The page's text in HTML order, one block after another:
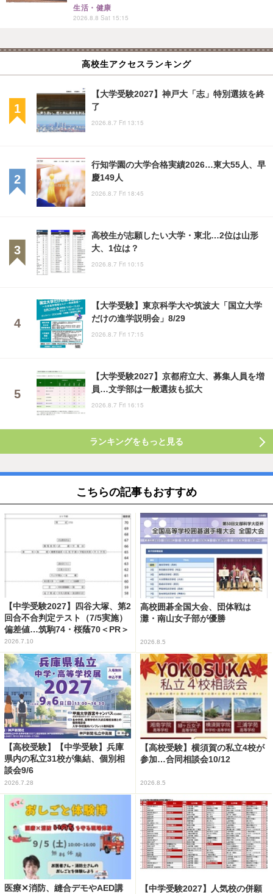
生活・健康
2026.8.8 Sat 15:15
高校生アクセスランキング
【大学受験2027】神戸大「志」特別選抜を終
了
2026.8.7 Fri 13:15
行知学園の大学合格実績2026…東大55人、早
慶149人
2026.8.7 Fri 18:45
高校生が志願したい大学・東北…2位は山形
大、1位は？
2026.8.7 Fri 10:15
【大学受験】東京科学大や筑波大「国立大学
だけの進学説明会」8/29
2026.8.7 Fri 17:15
【大学受験2027】京都府立大、募集人員を増
員…文学部は一般選抜も拡大
2026.8.7 Fri 16:15
ランキングをもっと見る
こちらの記事もおすすめ
【中学受験2027】四谷大塚、第2
回合不合判定テスト（7/5実施）
偏差値…筑駒74・桜蔭70＜PR＞
2026.7.10
高校囲碁全国大会、団体戦は
灘・南山女子部が優勝
2026.8.5
【高校受験】【中学受験】兵庫
県内の私立31校が集結、個別相
談会9/6
2026.7.28
【高校受験】横須賀の私立4校が
参加…合同相談会10/12
2026.8.5
医療✕消防、縫合デモやAED講
【中学受験2027】人気校の併願